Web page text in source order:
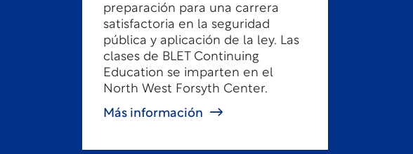
preparación para una carrera
satisfactoria en la seguridad
pública y aplicación de la ley. Las
clases de BLET Continuing
Education se imparten en el
North West Forsyth Center.
Más información